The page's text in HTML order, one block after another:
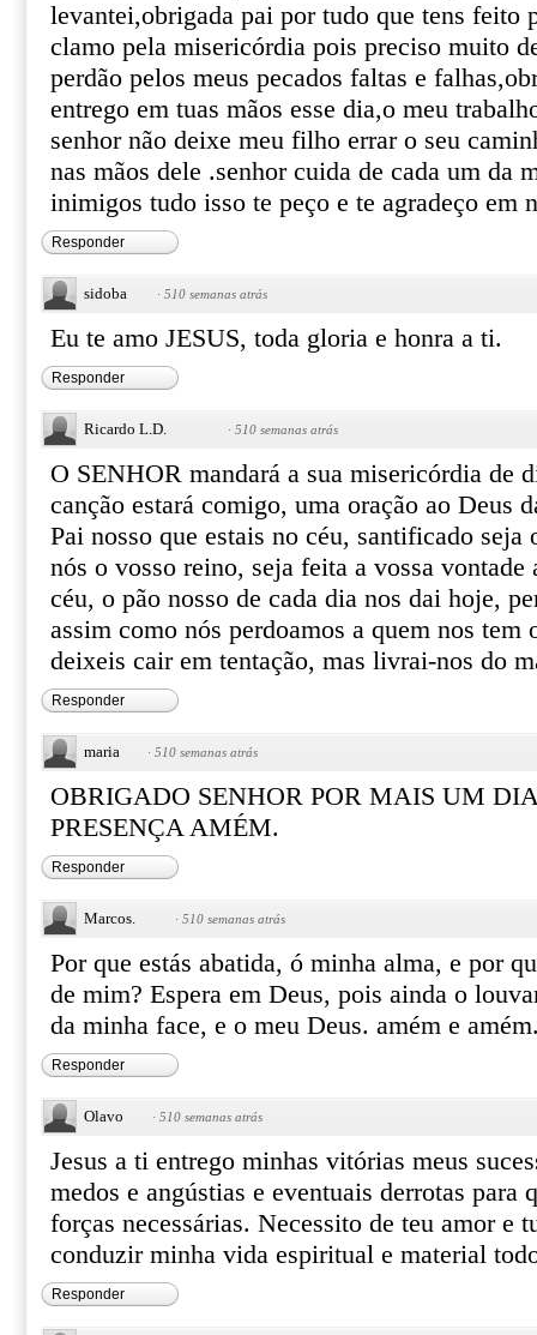
levantei,obrigada pai por tudo que tens feito
clamo pela misericórdia pois preciso muito
perdão pelos meus pecados faltas e
entrego em tuas mãos esse dia,o meu
senhor não deixe meu filho errar o seu
nas mãos dele .senhor cuida de cada um da
inimigos tudo isso te peço e te agradeço em
Responder
sidoba · 510 semanas atrás
Eu te amo JESUS, toda gloria e honra a ti.
Responder
Ricardo L.D. · 510 semanas atrás
O SENHOR mandará a sua misericórdia de
canção estará comigo, uma oração ao Deus
Pai nosso que estais no céu, santificado seja
nós o vosso reino, seja feita a vossa vontade
céu, o pão nosso de cada dia nos dai hoje,
assim como nós perdoamos a quem nos tem
deixeis cair em tentação, mas livrai-nos do
Responder
maria · 510 semanas atrás
OBRIGADO SENHOR POR MAIS UM
PRESENÇA AMÉM.
Responder
Marcos. · 510 semanas atrás
Por que estás abatida, ó minha alma, e por
de mim? Espera em Deus, pois ainda o
da minha face, e o meu Deus. amém e
Responder
Olavo · 510 semanas atrás
Jesus a ti entrego minhas vitórias meus
medos e angústias e eventuais derrotas para
forças necessárias. Necessito de teu amor e
conduzir minha vida espiritual e material
Responder